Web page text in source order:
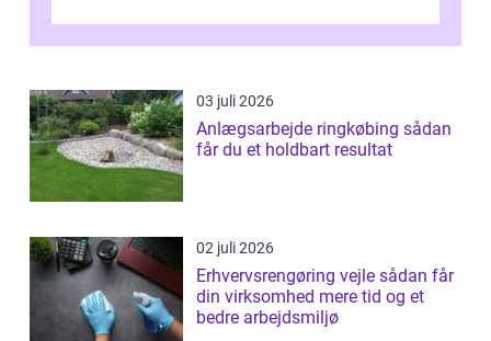
03 juli 2026
Anlægsarbejde ringkøbing sådan
får du et holdbart resultat
02 juli 2026
Erhvervsrengøring vejle sådan får
din virksomhed mere tid og et
bedre arbejdsmiljø